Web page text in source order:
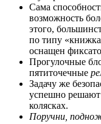
Сама
возможность
этого,
по типу
оснащен
Прогулочные
пятиточечные
Задачу же
успешно решают
колясках.
Поручни,